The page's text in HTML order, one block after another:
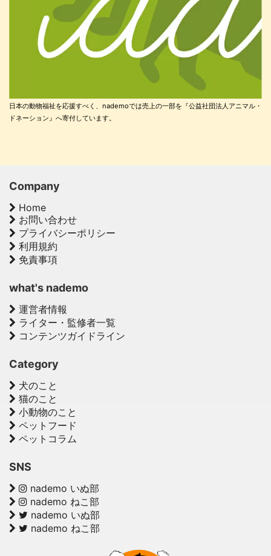
日本の動物福祉を応援すべく、nademoでは売上の一部を『公益社団法人アニマル・
ドネーション』へ寄付しています。
Company
Home
お問い合わせ
プライバシーポリシー
利用規約
免責事項
what's nademo
運営者情報
ライター・監修者一覧
コンテンツガイドライン
Category
犬のこと
猫のこと
小動物のこと
ペットフード
ペットコラム
SNS
nademo いぬ部
nademo ねこ部
nademo いぬ部
nademo ねこ部